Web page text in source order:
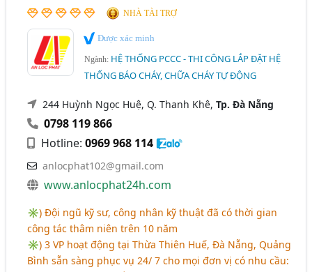
NHÀ TÀI TRỢ
Được xác minh
Ngành: HỆ THỐNG PCCC - THI CÔNG LẮP ĐẶT HỆ
THỐNG BÁO CHÁY, CHỮA CHÁY TỰ ĐỘNG
244 Huỳnh Ngọc Huệ, Q. Thanh Khê,Tp. Đà Nẵng
0798 119 866
Hotline:0969 968 114
anlocphat102@gmail.com
www.anlocphat24h.com
✳) Đội ngũ kỹ sư, công nhân kỹ thuật đã có thời gian
công tác thâm niên trên 10 năm
✳) 3 VP hoạt động tại Thừa Thiên Huế, Đà Nẵng, Quảng
Bình sẵn sàng phục vụ 24/ 7 cho mọi đơn vị có nhu cầu: